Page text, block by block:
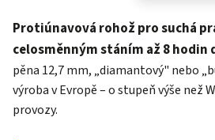
Protiúnavová rohož pro suchá
celosměnným stáním až 8 hodin
pěna 12,7 mm, „diamantový" nebo
výroba v Evropě – o stupeň výše než
provozy.